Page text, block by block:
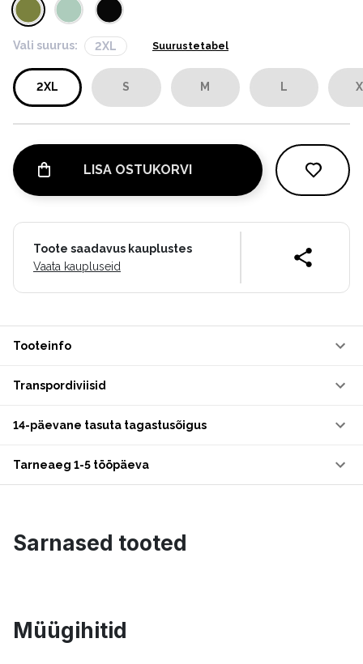
Vali suurus: 2XL Suurustetabel
2XL S M L
LISA OSTUKORVI
Toote saadavus kauplustes
Vaata kaupluseid
Tooteinfo
Transpordiviisid
14-päevane tasuta tagastusõigus
Tarneaeg 1-5 tööpäeva
Sarnased tooted
Müügihitid